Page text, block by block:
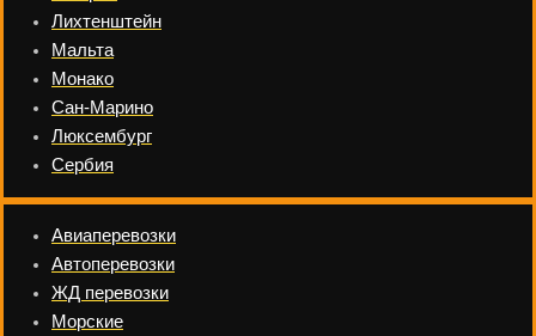
Лихтенштейн
Мальта
Монако
Сан-Марино
Люксембург
Сербия
Авиаперевозки
Автоперевозки
ЖД перевозки
Морские